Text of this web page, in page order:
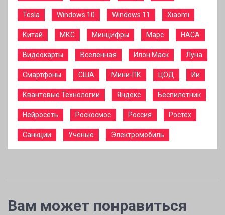
Tesla Windows 10 Windows 11 Xiaomi
Китай МКС Минцифры Марс НАСА
Видеокарты Вселенная Илон Маск Луна
Смартфоны США Мини-ПК ЦОД Ии
Квантовые Технологии Яндекс Беспилотник
Нейросеть Роскосмос Россия Ростех
Санкции Учёные Электромобиль
Вам может понравиться